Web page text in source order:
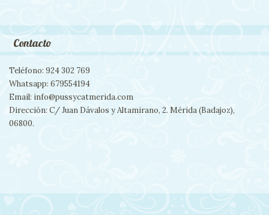
Contacto
Teléfono: 924 302 769
Whatsapp: 679554194
Email: info@pussycatmerida.com
Dirección: C/ Juan Dávalos y Altamirano, 2. Mérida (Badajoz),
06800.